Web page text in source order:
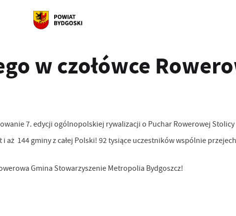
w czołówce
7. edycji ogólnopolskiej rywalizacji o Puchar Rowerowej
aż 144 gminy z całej Polski! 92 tysiące uczestników wspólnie
Gmina Stowarzyszenie Metropolia Bydgoszcz!